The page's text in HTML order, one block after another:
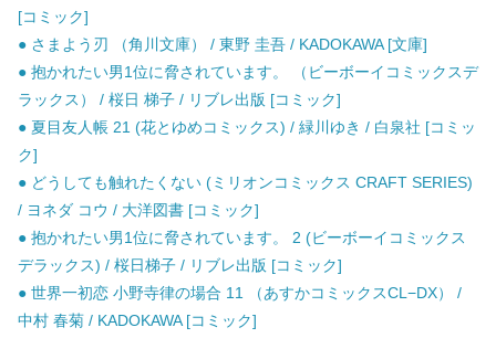
[コミック]
● さまよう刃 （角川文庫） / 東野 圭吾 / KADOKAWA [文庫]
● 抱かれたい男1位に脅されています。 （ビーボーイコミックスデ
ラックス） / 桜日 梯子 / リブレ出版 [コミック]
● 夏目友人帳 21 (花とゆめコミックス) / 緑川ゆき / 白泉社 [コミッ
ク]
● どうしても触れたくない (ミリオンコミックス CRAFT SERIES)
/ ヨネダ コウ / 大洋図書 [コミック]
● 抱かれたい男1位に脅されています。 2 (ビーボーイコミックス
デラックス) / 桜日梯子 / リブレ出版 [コミック]
● 世界一初恋 小野寺律の場合 11 （あすかコミックスCL−DX） /
中村 春菊 / KADOKAWA [コミック]